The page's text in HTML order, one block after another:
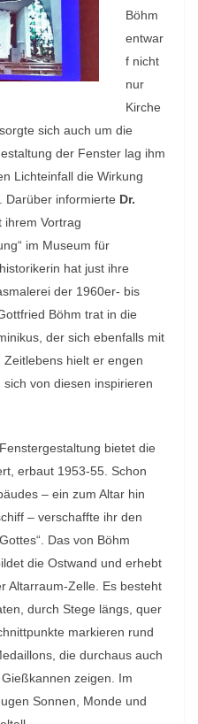
Böhm
entwar
f nicht
nur
Kirche
sich auch um die
der Fenster lag ihm
Lichteinfall die Wirkung
Darüber informierte Dr.
ihrem Vortrag
im Museum für
hat just ihre
der 1960er- bis
Böhm trat in die
der sich ebenfalls mit
hielt er engen
von diesen inspirieren
bietet die
erbaut 1953-55. Schon
– ein zum Altar hin
– verschaffte ihr den
Das von Böhm
die Ostwand und erhebt
Altarraum-Zelle. Es besteht
durch Stege längs, quer
markieren rund
die durchaus auch
zeigen. Im
Sonnen, Monde und